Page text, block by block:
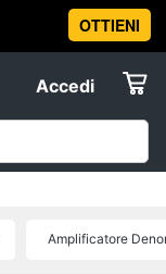
OTTIENI
Accedi
Amplificatore